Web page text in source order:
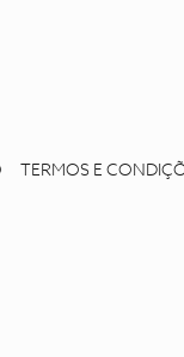
TERMOS E